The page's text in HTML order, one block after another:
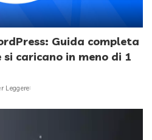
Guida completa
caricano in meno di 1
Leggere